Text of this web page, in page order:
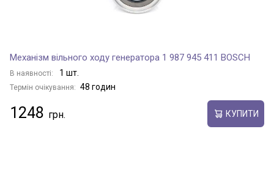
Механізм вільного ходу генератора 1 987 945 411 BOSCH
В наявності: 1 шт.
Термін очікування: 48 годин
1248 КУПИТИ